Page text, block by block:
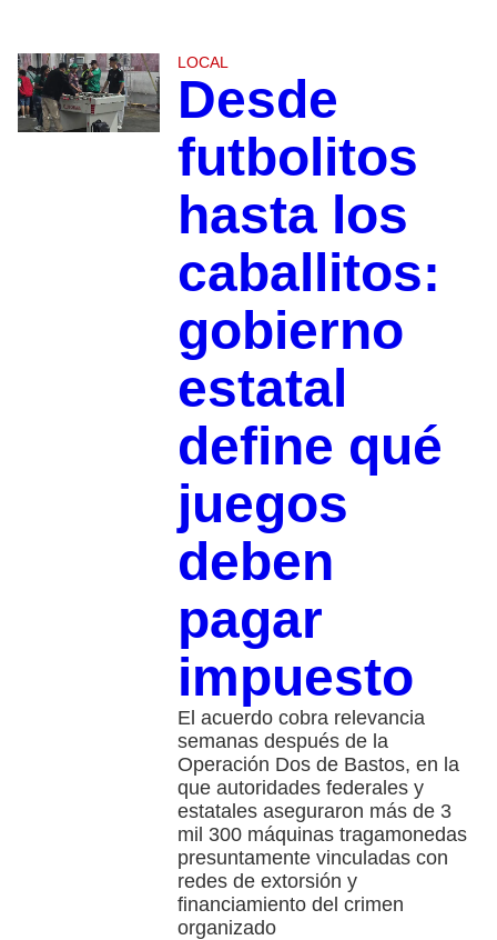
LOCAL
Desde
futbolitos
hasta los
caballitos:
gobierno
estatal
define qué
juegos
deben
pagar
impuesto
El acuerdo cobra relevancia
semanas después de la
Operación Dos de Bastos, en la
que autoridades federales y
estatales aseguraron más de 3
mil 300 máquinas tragamonedas
presuntamente vinculadas con
redes de extorsión y
financiamiento del crimen
organizado